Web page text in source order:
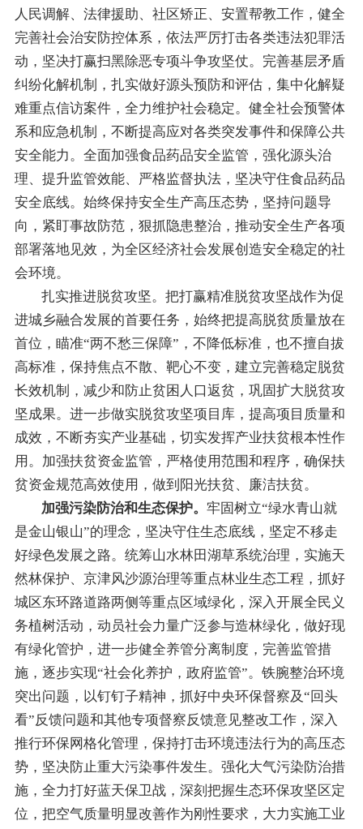
人民调解、法律援助、社区矫正、安置帮教工作， 健全
完善社会治安防控体系，依法严厉打击各类违法犯罪活
动，坚决打赢扫黑除恶专项斗争攻坚仗。 完善基层矛盾
纠纷化解机制， 扎实做好源头预防和评估，集中化解疑
难重点信访案件， 全力维护社会稳定。健全社会预警体
系和应急机制，不断提高应对各类突发事件和保障公共
安全能力。 全面加强食品药品安全监管 ，强化源头治
理、提升监管效能、严格监督执法，坚决守住食品药品
安全底线。 始终保持安全生产高压态势，坚持问题导
向，紧盯事故防范，狠抓隐患整治，推动安全生产各项
部署落地见效，为全区经济社会发展创造安全稳定的社
会环境。
扎实推进脱贫攻坚。把打赢精准脱贫攻坚战作为促
进城乡融合发展的首要任务，始终把提高脱贫质量放在
首位，瞄准“两不愁三保障”，不降低标准，也不擅自拔
高标准，保持焦点不散、靶心不变，建立完善稳定脱贫
长效机制，减少和防止贫困人口返贫，巩固扩大脱贫攻
坚成果。进一步做实脱贫攻坚项目库，提高项目质量和
成效，不断夯实产业基础，切实发挥产业扶贫根本性作
用。加强扶贫资金监管，严格使用范围和程序，确保扶
贫资金规范高效使用，做到阳光扶贫、廉洁扶贫。
加强污染防治和生态保护。牢固树立“绿水青山就
是金山银山”的理念，坚决守住生态底线，坚定不移走
好绿色发展之路。统筹山水林田湖草系统治理， 实施天
然林保护、京津风沙源治理等重点林业生态工程，抓好
城区东环路道路两侧等重点区域绿化，深入开展全民义
务植树活动，动员社会力量广泛参与造林绿化，做好现
有绿化管护，进一步健全养管分离制度，完善监管措
施，逐步实现“社会化养护，政府监管”。 铁腕整治环境
突出问题， 以钉钉子精神，抓好中央环保督察及“回头
看”反馈问题和其他专项督察反馈意见整改工作，深入
推行环保网格化管理，保持打击环境违法行为的高压态
势，坚决防止重大污染事件发生。 强化大气污染防治措
施， 全力打好蓝天保卫战，深刻把握生态环保攻坚区定
位，把空气质量明显改善作为刚性要求， 大力实施工业